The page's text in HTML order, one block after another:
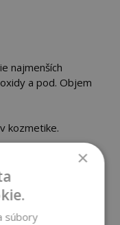
najmenších
a pod. Objem
kozmetike.
×
súbory